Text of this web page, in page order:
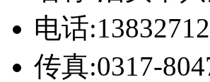
电话
传真:0317-